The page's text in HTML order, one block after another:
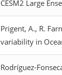
CESM2 Large
Prigent, A., R.
variability in
Rodríguez-